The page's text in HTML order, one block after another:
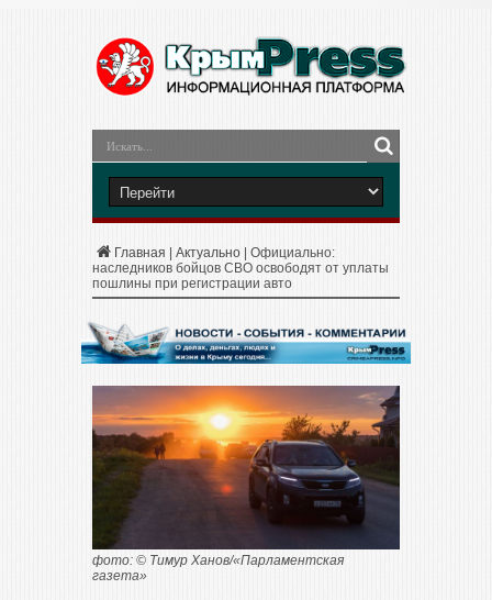
Главная Актуально
Официально:
наследников бойцов СВО освободят от уплаты
пошлины при регистрации авто
фото: © Тимур Ханов/«Парламентская
газета»